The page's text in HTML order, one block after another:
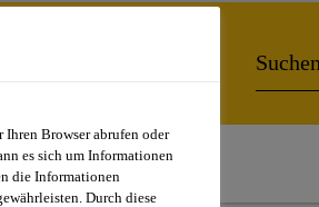
Ihren Browser abrufen oder
es sich um Informationen
die Informationen
Durch diese